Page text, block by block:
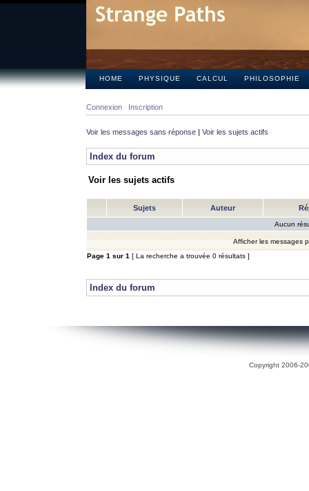
HOME PHYSIQUE CALCUL PHILOSOPHIE
Connexion Inscription
Voir les messages sans réponse | Voir les sujets actifs
Index du forum
Voir les sujets actifs
Sujets Auteur
Aucun
Afficher les messages
Page 1 sur 1 [ La recherche a trouvée 0 résultats ]
Index du forum
Copyright 2006-